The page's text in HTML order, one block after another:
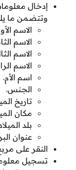
إدخال
وتتضمن ما
الاسم
الاسم
الاسم
الاسم
اسم الأم.
الجنس.
تاريخ
مكان
بلد
عنوان
النقر على
تسجيل